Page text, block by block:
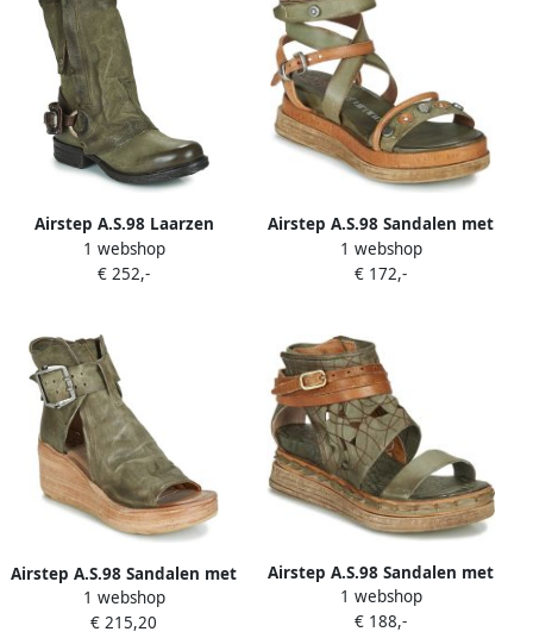
Airstep A.S.98 Laarzen
SAINT EC
1 webshop
€ 252,-
Airstep A.S.98 Sandalen met
sleehak LAGOS
1 webshop
€ 172,-
Airstep A.S.98 Sandalen met
sleehak NOA BUCKLE
1 webshop
€ 215,20
Airstep A.S.98 Sandalen met
sleehak LAGOS
1 webshop
€ 188,-